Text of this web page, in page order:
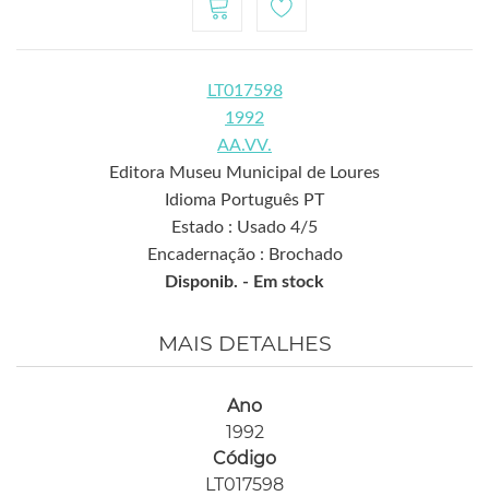
LT017598
1992
AA.VV.
Editora Museu Municipal de Loures
Idioma Português PT
Estado : Usado 4/5
Encadernação : Brochado
Disponib. - Em stock
MAIS DETALHES
Ano
1992
Código
LT017598